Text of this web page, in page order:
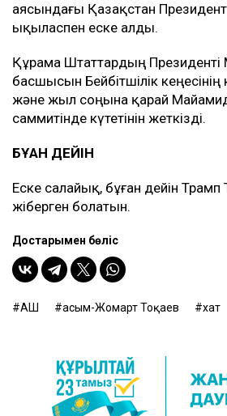
аясындағы Қазақстан
ықыласпен еске алды.
Құрама Штаттардың Президенті
басшысын Бейбітшілік
және жыл соңына қарай Майамиде
саммитінде күтетінін жеткізді.
БҰҒАН ДЕЙІН
Еске салайық, бұған дейін Трамп
жіберген болатын.
Достарыңмен бөліс
АҚШ Қасым-Жомарт Тоқаев хат